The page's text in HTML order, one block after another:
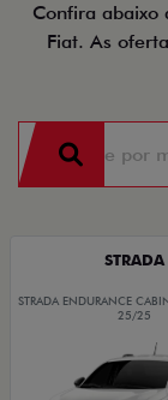
Confira abaixo
Fiat. As
STRADA
STRADA ENDURANCE
25/25